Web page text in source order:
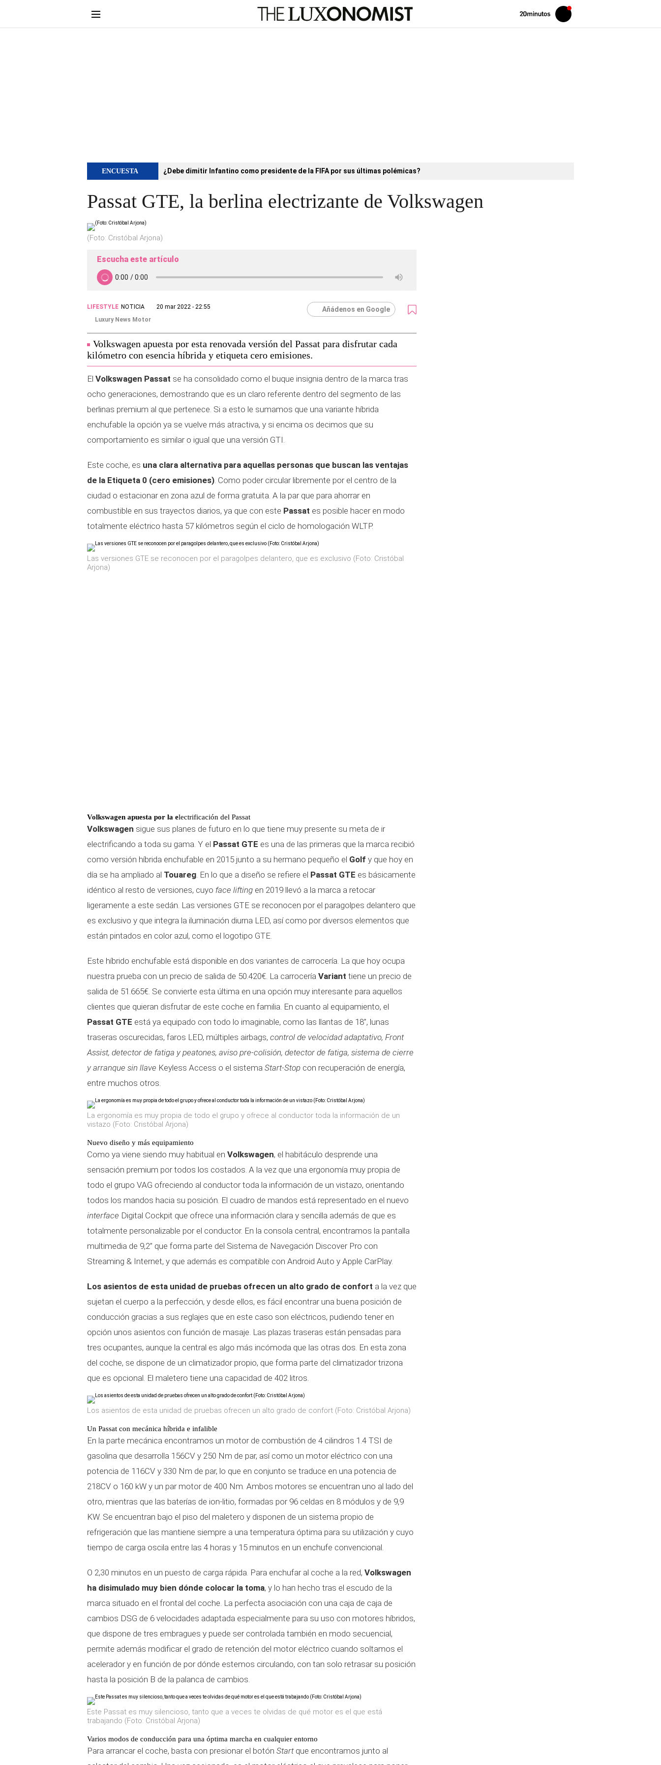
Volver
Iniciar
sesión
ENCUESTA ¿Debe dimitir Infantino como presidente de la FIFA por sus últimas polémicas?
Passat GTE, la berlina electrizante de Volkswagen
(Foto: Cristóbal Arjona)
Escucha este artículo
LIFESTYLE NOTICIA
20 mar 2022 - 22:55
Luxury News Motor
Añádenos en Google
Volkswagen apuesta por esta renovada versión del Passat para disfrutar cada
kilómetro con esencia híbrida y etiqueta cero emisiones.
El Volkswagen Passat se ha consolidado como el buque insignia dentro de la marca tras
ocho generaciones, demostrando que es un claro referente dentro del segmento de las
berlinas premium al que pertenece. Si a esto le sumamos que una variante híbrida
enchufable la opción ya se vuelve más atractiva, y si encima os decimos que su
comportamiento es similar o igual que una versión GTI.
Este coche, es una clara alternativa para aquellas personas que buscan las ventajas
de la Etiqueta 0 (cero emisiones). Como poder circular libremente por el centro de la
ciudad o estacionar en zona azul de forma gratuita. A la par que para ahorrar en
combustible en sus trayectos diarios, ya que con este Passat es posible hacer en modo
totalmente eléctrico hasta 57 kilómetros según el ciclo de homologación WLTP.
Las versiones GTE se reconocen por el paragolpes delantero, que es exclusivo (Foto: Cristóbal
Arjona)
Volkswagen apuesta por la electrificación del Passat
Volkswagen sigue sus planes de futuro en lo que tiene muy presente su meta de ir
electrificando a toda su gama. Y el Passat GTE es una de las primeras que la marca recibió
como versión híbrida enchufable en 2015 junto a su hermano pequeño el Golf y que hoy en
día se ha ampliado al Touareg. En lo que a diseño se refiere el Passat GTE es básicamente
idéntico al resto de versiones, cuyo face lifting en 2019 llevó a la marca a retocar
ligeramente a este sedán. Las versiones GTE se reconocen por el paragolpes delantero que
es exclusivo y que integra la iluminación diurna LED, así como por diversos elementos que
están pintados en color azul, como el logotipo GTE.
Este híbrido enchufable está disponible en dos variantes de carrocería. La que hoy ocupa
nuestra prueba con un precio de salida de 50.420€. La carrocería Variant tiene un precio de
salida de 51.665€. Se convierte esta última en una opción muy interesante para aquellos
clientes que quieran disfrutar de este coche en familia. En cuanto al equipamiento, el
Passat GTE está ya equipado con todo lo imaginable, como las llantas de 18”, lunas
traseras oscurecidas, faros LED, múltiples airbags, control de velocidad adaptativo, Front
Assist, detector de fatiga y peatones, aviso pre-colisión, detector de fatiga, sistema de cierre
y arranque sin llave Keyless Access o el sistema Start-Stop con recuperación de energía,
entre muchos otros.
La ergonomía es muy propia de todo el grupo y ofrece al conductor toda la información de un
vistazo (Foto: Cristóbal Arjona)
Nuevo diseño y más equipamiento
Como ya viene siendo muy habitual en Volkswagen, el habitáculo desprende una
sensación premium por todos los costados. A la vez que una ergonomía muy propia de
todo el grupo VAG ofreciendo al conductor toda la información de un vistazo, orientando
todos los mandos hacia su posición. El cuadro de mandos está representado en el nuevo
interface Digital Cockpit que ofrece una información clara y sencilla además de que es
totalmente personalizable por el conductor. En la consola central, encontramos la pantalla
multimedia de 9,2” que forma parte del Sistema de Navegación Discover Pro con
Streaming & Internet, y que además es compatible con Android Auto y Apple CarPlay.
Los asientos de esta unidad de pruebas ofrecen un alto grado de confort a la vez que
sujetan el cuerpo a la perfección, y desde ellos, es fácil encontrar una buena posición de
conducción gracias a sus reglajes que en este caso son eléctricos, pudiendo tener en
opción unos asientos con función de masaje. Las plazas traseras están pensadas para
tres ocupantes, aunque la central es algo más incómoda que las otras dos. En esta zona
del coche, se dispone de un climatizador propio, que forma parte del climatizador trizona
que es opcional. El maletero tiene una capacidad de 402 litros.
Los asientos de esta unidad de pruebas ofrecen un alto grado de confort (Foto: Cristóbal Arjona)
Un Passat con mecánica híbrida e infalible
En la parte mecánica encontramos un motor de combustión de 4 cilindros 1.4 TSI de
gasolina que desarrolla 156CV y 250 Nm de par, así como un motor eléctrico con una
potencia de 116CV y 330 Nm de par, lo que en conjunto se traduce en una potencia de
218CV o 160 kW y un par motor de 400 Nm. Ambos motores se encuentran uno al lado del
otro, mientras que las baterías de ion-litio, formadas por 96 celdas en 8 módulos y de 9,9
KW. Se encuentran bajo el piso del maletero y disponen de un sistema propio de
refrigeración que las mantiene siempre a una temperatura óptima para su utilización y cuyo
tiempo de carga oscila entre las 4 horas y 15 minutos en un enchufe convencional.
O 2,30 minutos en un puesto de carga rápida. Para enchufar al coche a la red, Volkswagen
ha disimulado muy bien dónde colocar la toma, y lo han hecho tras el escudo de la
marca situado en el frontal del coche. La perfecta asociación con una caja de caja de
cambios DSG de 6 velocidades adaptada especialmente para su uso con motores híbridos,
que dispone de tres embragues y puede ser controlada también en modo secuencial,
permite además modificar el grado de retención del motor eléctrico cuando soltamos el
acelerador y en función de por dónde estemos circulando, con tan solo retrasar su posición
hasta la posición B de la palanca de cambios.
Este Passat es muy silencioso, tanto que a veces te olvidas de qué motor es el que está
trabajando (Foto: Cristóbal Arjona)
Varios modos de conducción para una óptima marcha en cualquier entorno
Para arrancar el coche, basta con presionar el botón Startque encontramos junto al